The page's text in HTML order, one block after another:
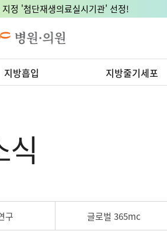
정 '첨단재생의료실시기관' 선정!
지방흡입 지방줄기세포
구 글로벌 365mc